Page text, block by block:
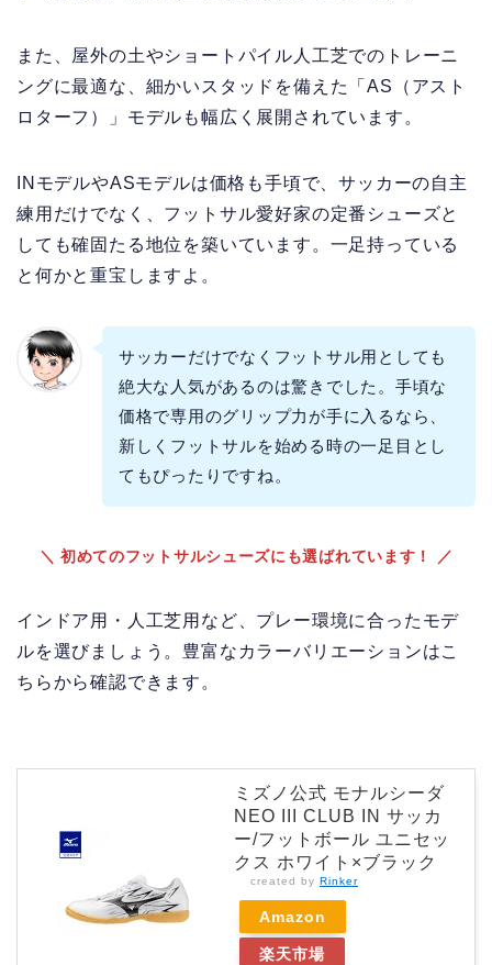
また、屋外の土やショートパイル人工芝でのトレーニ
ングに最適な、細かいスタッドを備えた「AS（アスト
ロターフ）」モデルも幅広く展開されています。
INモデルやASモデルは価格も手頃で、サッカーの自主
練用だけでなく、フットサル愛好家の定番シューズと
しても確固たる地位を築いています。一足持っている
と何かと重宝しますよ。
サッカーだけでなくフットサル用としても
絶大な人気があるのは驚きでした。手頃な
価格で専用のグリップ力が手に入るなら、
新しくフットサルを始める時の一足目とし
てもぴったりですね。
＼ 初めてのフットサルシューズにも選ばれています！ ／
インドア用・人工芝用など、プレー環境に合ったモデ
ルを選びましょう。豊富なカラーバリエーションはこ
ちらから確認できます。
ミズノ公式 モナルシーダ
NEO III CLUB IN サッカ
ー/フットボール ユニセッ
クス ホワイト×ブラック
created by Rinker
Amazon
楽天市場